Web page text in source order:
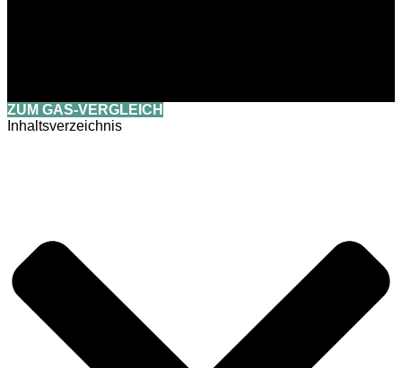
ZUM GAS-VERGLEICH
Inhaltsverzeichnis